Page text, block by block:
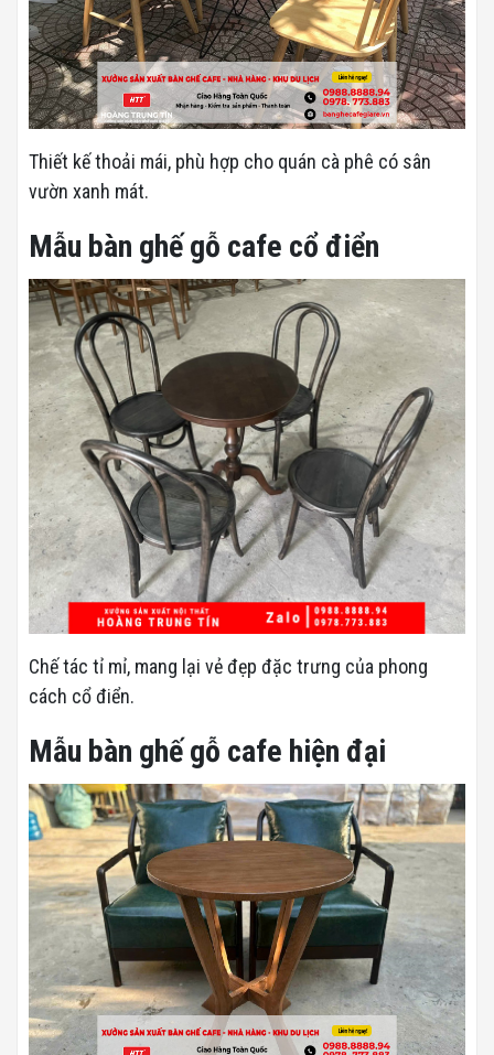
Thiết kế thoải mái, phù hợp cho quán cà phê có sân
vườn xanh mát.
Mẫu bàn ghế gỗ cafe cổ điển
Chế tác tỉ mỉ, mang lại vẻ đẹp đặc trưng của phong
cách cổ điển.
Mẫu bàn ghế gỗ cafe hiện đại